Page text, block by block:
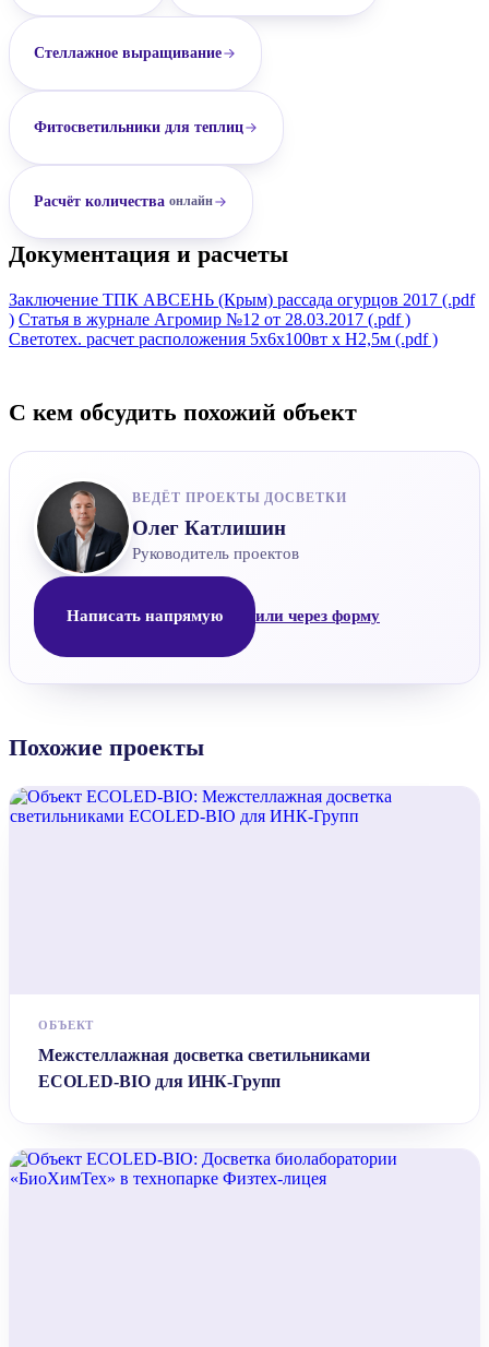
Стеллажное выращивание
Фитосветильники для теплиц
Расчёт количества онлайн
Документация и расчеты
Заключение ТПК АВСЕНЬ (Крым) рассада огурцов 2017 (.pdf
) Статья в журнале Агромир №12 от 28.03.2017 (.pdf )
Светотех. расчет расположения 5x6x100вт х H2,5м (.pdf )
С кем обсудить похожий объект
ВЕДЁТ ПРОЕКТЫ ДОСВЕТКИ
Олег Катлишин
Руководитель проектов
Написать напрямую или через форму
Похожие проекты
ОБЪЕКТ
Межстеллажная досветка светильниками
ECOLED-BIO для ИНК-Групп